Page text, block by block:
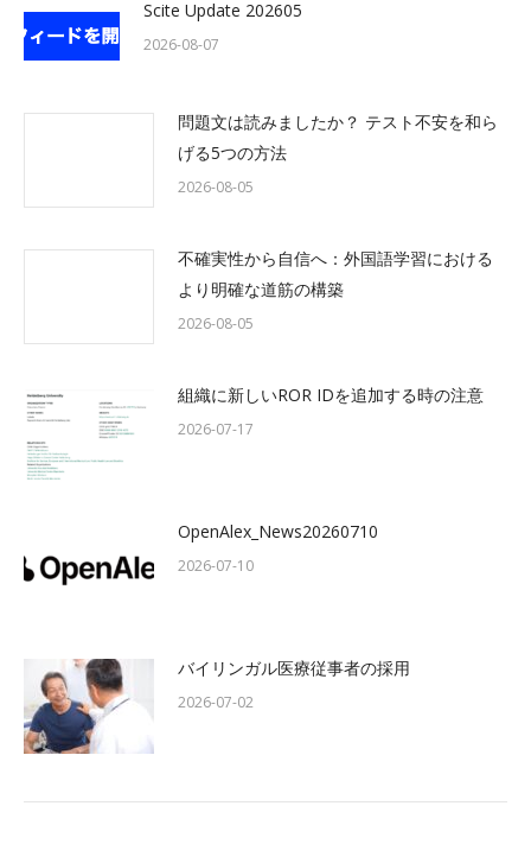
Scite Update 202605
2026-08-07
問題文は読みましたか？ テスト不安を和ら
げる5つの方法
2026-08-05
不確実性から自信へ：外国語学習における
より明確な道筋の構築
2026-08-05
組織に新しいROR IDを追加する時の注意
2026-07-17
OpenAlex_News20260710
2026-07-10
バイリンガル医療従事者の採用
2026-07-02